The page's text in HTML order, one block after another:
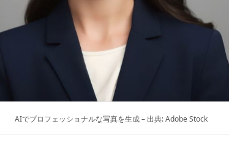
AIでプロフェッショナルな写真を生成 – 出典: Adobe Stock